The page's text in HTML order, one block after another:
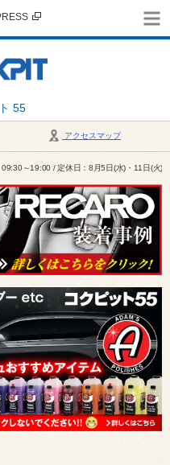
55
アクセスマップ
～19:00 / 定休日：8月5日(水)・11日(火)